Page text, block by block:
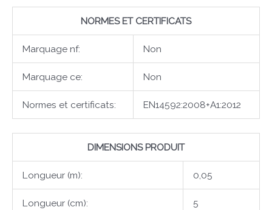
NORMES ET CERTIFICATS
Marquage nf: Non
Marquage ce: Non
Normes et certificats: EN14592:2008+A1:2012
DIMENSIONS PRODUIT
Longueur (m): 0,05
Longueur (cm): 5